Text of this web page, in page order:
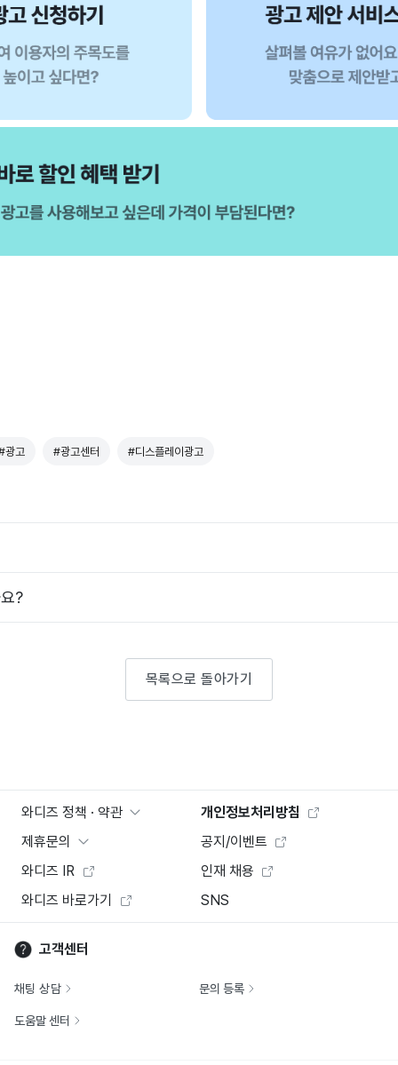
광고 #광고센터 #디스플레이광고
?
목록으로 돌아가기
와디즈 정책 · 약관
개인정보처리방침
제휴문의
공지/이벤트
와디즈 IR
인재 채용
와디즈 바로가기
SNS
고객센터
채팅 상담 문의 등록
도움말 센터